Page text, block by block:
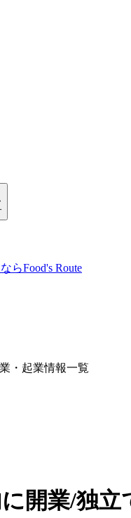
らFood's Route
・起業情報一覧
開業/独